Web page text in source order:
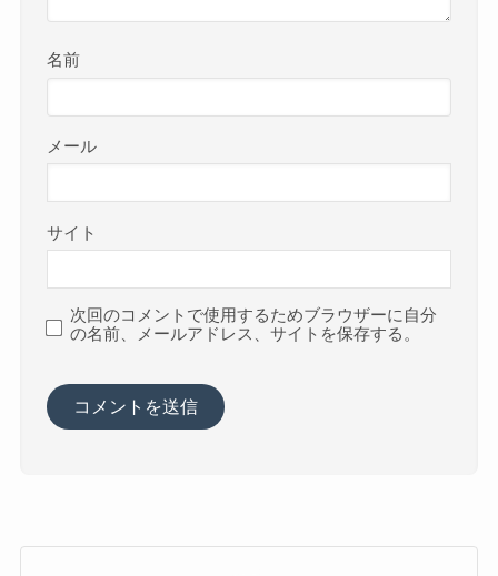
名前
メール
サイト
次回のコメントで使用するためブラウザーに自分
の名前、メールアドレス、サイトを保存する。